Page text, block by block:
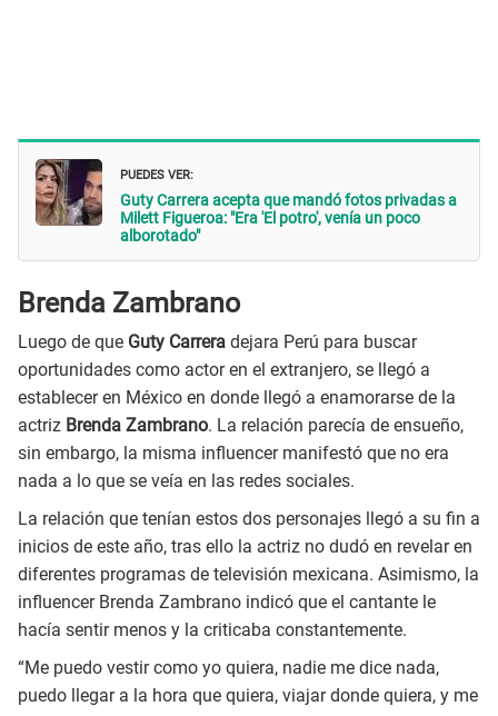
PUEDES VER:
Guty Carrera acepta que mandó fotos privadas a
Milett Figueroa: "Era 'El potro', venía un poco
alborotado"
Brenda Zambrano
Luego de que Guty Carrera dejara Perú para buscar
oportunidades como actor en el extranjero, se llegó a
establecer en México en donde llegó a enamorarse de la
actriz Brenda Zambrano. La relación parecía de ensueño,
sin embargo, la misma influencer manifestó que no era
nada a lo que se veía en las redes sociales.
La relación que tenían estos dos personajes llegó a su fin a
inicios de este año, tras ello la actriz no dudó en revelar en
diferentes programas de televisión mexicana. Asimismo, la
influencer Brenda Zambrano indicó que el cantante le
hacía sentir menos y la criticaba constantemente.
“Me puedo vestir como yo quiera, nadie me dice nada,
puedo llegar a la hora que quiera, viajar donde quiera, y me